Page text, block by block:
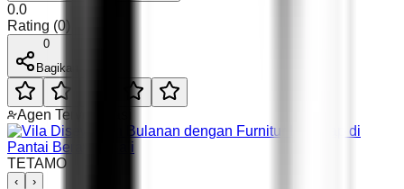
0.0
Rating (0)
0
Bagikan
Agen Terverifikasi
TETAMO
‹ ›